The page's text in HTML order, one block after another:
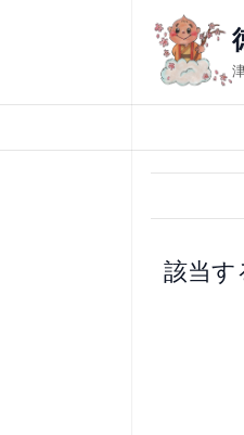
ス
キ
該当す